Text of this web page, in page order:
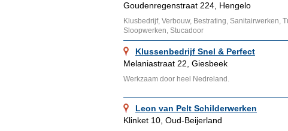
Goudenregenstraat 224, Hengelo
Klusbedrijf, Verbouw, Bestrating, Sanitairwerken,
Sloopwerken, Stucadoor
Klussenbedrijf Snel & Perfect
Melaniastraat 22, Giesbeek
Werkzaam door heel Nedreland.
Leon van Pelt Schilderwerken
Klinket 10, Oud-Beijerland